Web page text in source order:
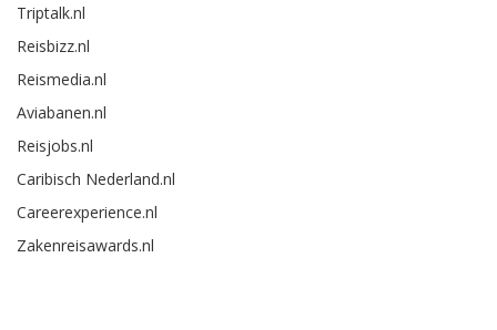
Triptalk.nl
Reisbizz.nl
Reismedia.nl
Aviabanen.nl
Reisjobs.nl
Caribisch Nederland.nl
Careerexperience.nl
Zakenreisawards.nl